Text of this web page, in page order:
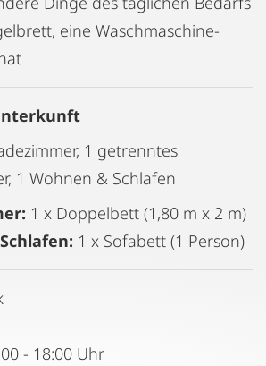
eine Waschmaschine-
1 getrenntes
1 Wohnen & Schlafen
1 x Doppelbett (1,80 m x 2 m)
1 x Sofabett (1 Person)
- 18:00 Uhr